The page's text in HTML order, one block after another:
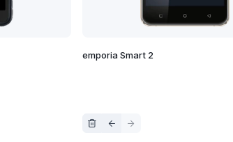
emporia Smart 2